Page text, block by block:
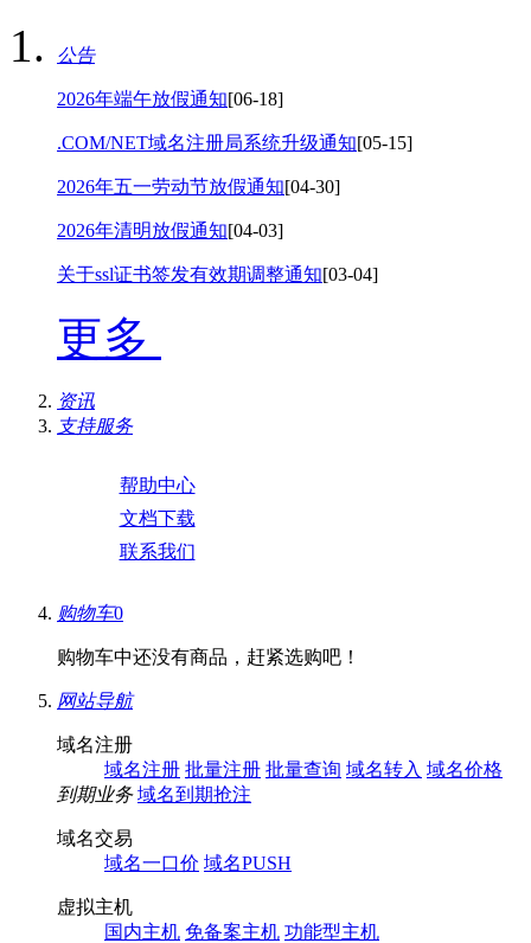
公告
2026年端午放假通知[06-18]
.COM/NET域名注册局系统升级通知[05-15]
2026年五一劳动节放假通知[04-30]
2026年清明放假通知[04-03]
关于ssl证书签发有效期调整通知[03-04]
更多
资讯
支持服务
帮助中心
文档下载
联系我们
购物车0
购物车中还没有商品，赶紧选购吧！
网站导航
域名注册
域名注册 批量注册 批量查询 域名转入 域名价格
到期业务 域名到期抢注
域名交易
域名一口价 域名PUSH
虚拟主机
国内主机 免备案主机 功能型主机